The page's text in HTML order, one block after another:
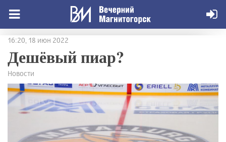
16:20, 18 июн 2022
Дешёвый пиар?
Новости